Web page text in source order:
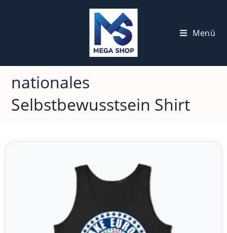
Menü
nationales
Selbstbewusstsein Shirt